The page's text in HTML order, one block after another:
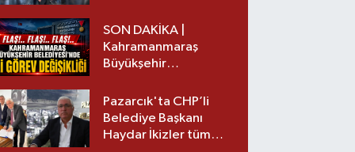
SON DAKİKA |
Kahramanmaraş
Büyükşehir
görev değişikliği!
Pazarcık'ta CHP’li
Belediye Başkanı
Haydar İkizler tüm